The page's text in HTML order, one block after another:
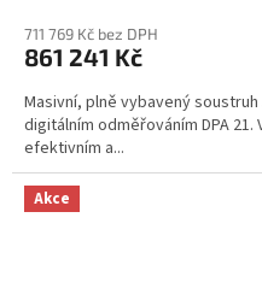
711 769 Kč bez DPH
861 241 Kč
Masivní, plně vybavený
digitálním odměřováním DPA
efektivním a...
Akce